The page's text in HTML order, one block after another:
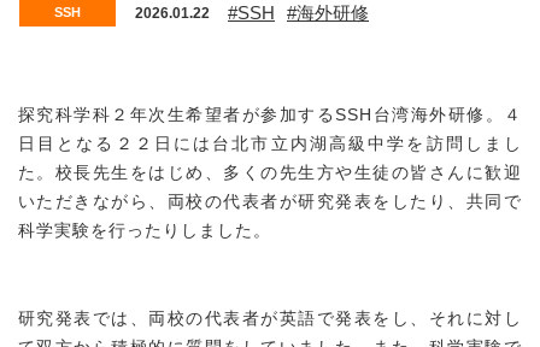
SSH 2026.01.22 #SSH #海外研修
探究科学科２年次生希望者が参加するSSH台湾海外研修。４
日目となる２２日には台北市立内湖高級中学を訪問しまし
た。校長先生をはじめ、多くの先生方や生徒の皆さんに歓迎
いただきながら、両校の代表者が研究発表をしたり、共同で
科学実験を行ったりしました。
研究発表では、両校の代表者が英語で発表をし、それに対し